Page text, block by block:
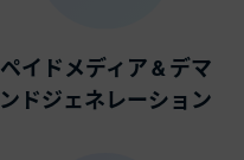
ペイドメディア & デマ
ンドジェネレーション